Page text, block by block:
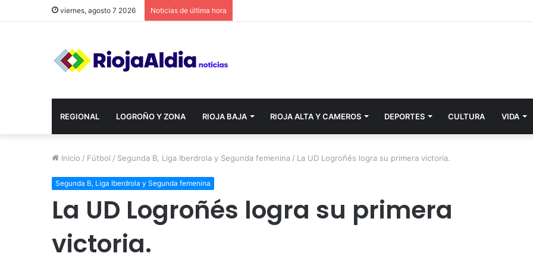
viernes, agosto 7 2026 Noticias de última hora
REGIONAL LOGROÑO Y ZONA RIOJA BAJA RIOJA ALTA Y CAMEROS DEPORTES CULTURA VIDA
Inicio / Fútbol / Segunda B, Liga Iberdrola y Segunda femenina / La UD Logroñés logra su primera victoria.
Segunda B, Liga Iberdrola y Segunda femenina
La UD Logroñés logra su primera
victoria.